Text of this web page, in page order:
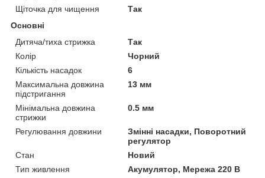
Щіточка для чищення
Так
Основні
Дитяча/тиха стрижка
Так
Колір
Чорний
Кількість насадок
6
Максимальна довжина
підстригання
13 мм
Мінімальна довжина
стрижки
0.5 мм
Регулювання довжини
Змінні насадки, Поворотний
регулятор
Стан
Новий
Тип живлення
Акумулятор, Мережа 220 В